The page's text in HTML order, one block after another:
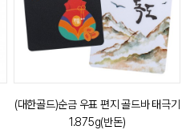
(대한골드)순금 우표 편지 골드바 태극기
1.875g(반돈)